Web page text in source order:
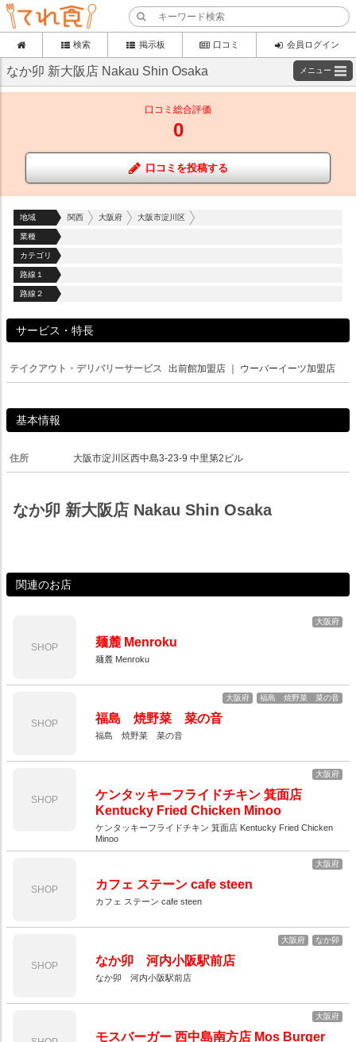
検索 掲示板 口コミ 会員ログイン
なか卯 新大阪店 Nakau Shin Osaka メニュー
口コミ総合評価
0
口コミを投稿する
地域 関西 大阪府 大阪市淀川区
業種
カテゴリ
路線１
路線２
サービス・特長
テイクアウト・デリバリーサービス 出前館加盟店 ウーバーイーツ加盟店
基本情報
住所 大阪市淀川区西中島3-23-9 中里第2ビル
なか卯 新大阪店 Nakau Shin Osaka
関連のお店
SHOP
大阪府
麺麓 Menroku
麺麓 Menroku
SHOP
大阪府 福島 焼野菜 菜の音
福島 焼野菜 菜の音
福島 焼野菜 菜の音
SHOP
大阪府
ケンタッキーフライドチキン 箕面店
Kentucky Fried Chicken Minoo
ケンタッキーフライドチキン 箕面店 Kentucky Fried Chicken
Minoo
SHOP
大阪府
カフェ ステーン cafe steen
カフェ ステーン cafe steen
SHOP
大阪府 なか卯
なか卯 河内小阪駅前店
なか卯 河内小阪駅前店
大阪府
モスバーガー 西中島南方店 Mos Burger